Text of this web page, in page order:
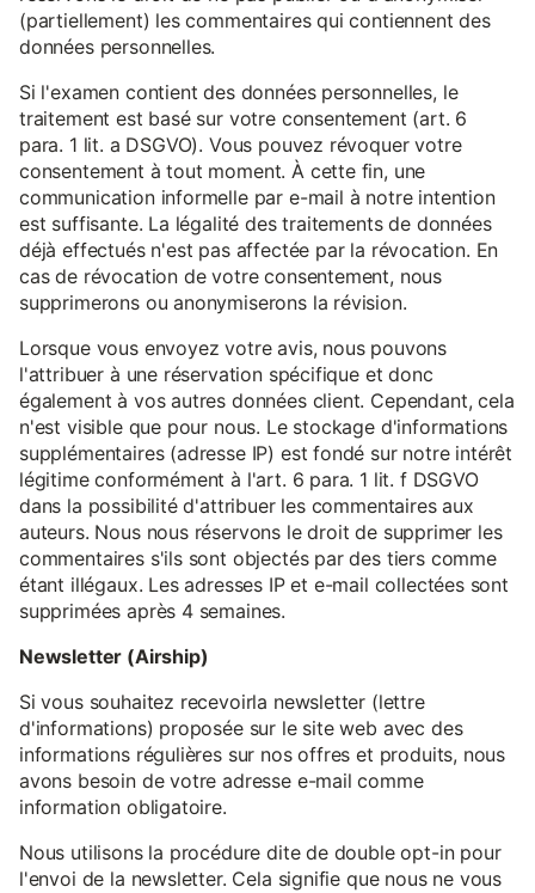
(partiellement) les commentaires qui contiennent des
données personnelles.
Si l'examen contient des données personnelles, le
traitement est basé sur votre consentement (art. 6
para. 1 lit. a DSGVO). Vous pouvez révoquer votre
consentement à tout moment. À cette fin, une
communication informelle par e-mail à notre intention
est suffisante. La légalité des traitements de données
déjà effectués n'est pas affectée par la révocation. En
cas de révocation de votre consentement, nous
supprimerons ou anonymiserons la révision.
Lorsque vous envoyez votre avis, nous pouvons
l'attribuer à une réservation spécifique et donc
également à vos autres données client. Cependant, cela
n'est visible que pour nous. Le stockage d'informations
supplémentaires (adresse IP) est fondé sur notre intérêt
légitime conformément à l'art. 6 para. 1 lit. f DSGVO
dans la possibilité d'attribuer les commentaires aux
auteurs. Nous nous réservons le droit de supprimer les
commentaires s'ils sont objectés par des tiers comme
étant illégaux. Les adresses IP et e-mail collectées sont
supprimées après 4 semaines.
Newsletter (Airship)
Si vous souhaitez recevoirla newsletter (lettre
d'informations) proposée sur le site web avec des
informations régulières sur nos offres et produits, nous
avons besoin de votre adresse e-mail comme
information obligatoire.
Nous utilisons la procédure dite de double opt-in pour
l'envoi de la newsletter. Cela signifie que nous ne vous